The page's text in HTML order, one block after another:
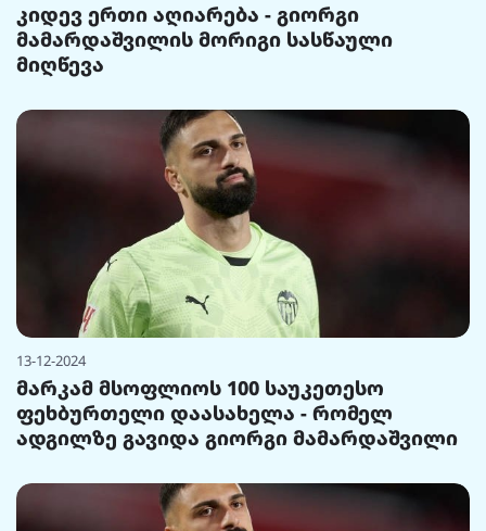
კიდევ ერთი აღიარება - გიორგი
მამარდაშვილის მორიგი სასწაული
მიღწევა
13-12-2024
მარკამ მსოფლიოს 100 საუკეთესო
ფეხბურთელი დაასახელა - რომელ
ადგილზე გავიდა გიორგი მამარდაშვილი